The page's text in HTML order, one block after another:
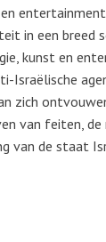
in een breed
kunst en
Israëlische
zich
van feiten, de
van de staat